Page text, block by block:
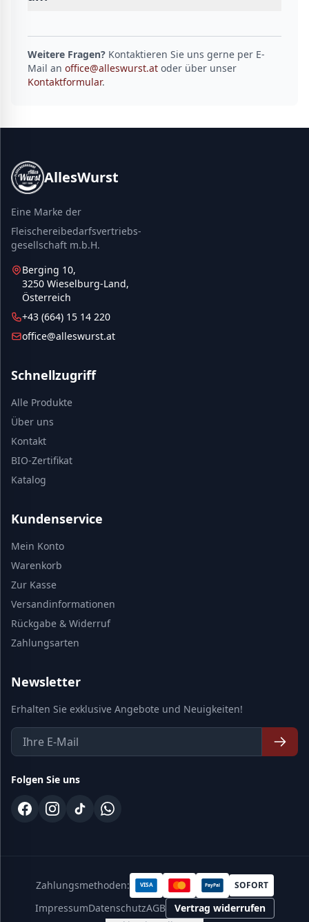
Weitere Fragen? Kontaktieren Sie uns gerne per E-
Mail an office@alleswurst.at oder über unser
Kontaktformular.
AllesWurst
Eine Marke der
Fleischereibedarfsvertriebs-
gesellschaft m.b.H.
Berging 10,
3250 Wieselburg-Land,
Österreich
+43 (664) 15 14 220
office@alleswurst.at
Schnellzugriff
Alle Produkte
Über uns
Kontakt
BIO-Zertifikat
Katalog
Kundenservice
Mein Konto
Warenkorb
Zur Kasse
Versandinformationen
Rückgabe & Widerruf
Zahlungsarten
Newsletter
Erhalten Sie exklusive Angebote und Neuigkeiten!
Folgen Sie uns
Zahlungsmethoden: VISA PayPal SOFORT
ImpressumDatenschutzAGB
Vertrag widerrufen